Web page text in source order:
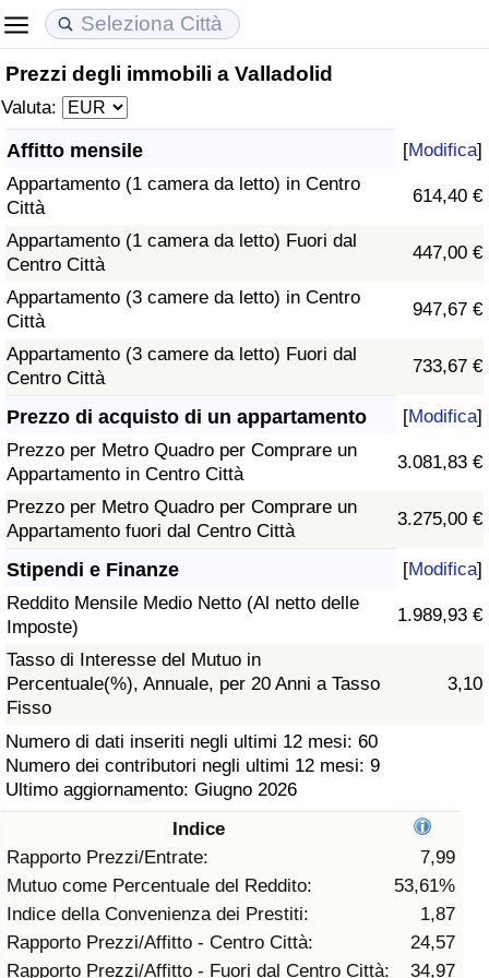
Prezzi degli immobili a Valladolid
Valuta:
Affitto mensile [Modifica]
Appartamento (1 camera da letto) in Centro
Città
614,40 €
Appartamento (1 camera da letto) Fuori dal
Centro Città
447,00 €
Appartamento (3 camere da letto) in Centro
Città
947,67 €
Appartamento (3 camere da letto) Fuori dal
Centro Città
733,67 €
Prezzo di acquisto di un appartamento [Modifica]
Prezzo per Metro Quadro per Comprare un
Appartamento in Centro Città
3.081,83 €
Prezzo per Metro Quadro per Comprare un
Appartamento fuori dal Centro Città
3.275,00 €
Stipendi e Finanze [Modifica]
Reddito Mensile Medio Netto (Al netto delle
Imposte)
1.989,93 €
Tasso di Interesse del Mutuo in
Percentuale(%), Annuale, per 20 Anni a Tasso
Fisso
3,10
Numero di dati inseriti negli ultimi 12 mesi: 60
Numero dei contributori negli ultimi 12 mesi: 9
Ultimo aggiornamento: Giugno 2026
Indice
Rapporto Prezzi/Entrate:
7,99
Mutuo come Percentuale del Reddito:
53,61%
Indice della Convenienza dei Prestiti:
1,87
Rapporto Prezzi/Affitto - Centro Città:
24,57
Rapporto Prezzi/Affitto - Fuori dal Centro Città:
34,97
Costo della vita
Indice Del Costo Della Vita (corrente)
Indice Del Costo Della Vita
Indice del Costo della Vita per Nazione
ad Aqaba
Prezzi degli immobili
Indice del Prezzo delle Case (Corrente)
Indice del Prezzo delle Case
Indice del Prezzo delle Case per Nazione
Qualità della Vita
Indice della Qualità della Vita
Indice della Qualità della Vita (Corrente)
Indice della qualità della vita per Paese
Criminalità
Indice del Tasso di Criminalità (Corrente)
Indice della Criminalità
Indice di criminalità per paese
Assistenza Sanitaria
Indice dell’Assistenza Sanitaria (Corrente)
Indice dell’Assistenza Sanitaria
Indice dell’Assistenza Sanitaria per
Nazione
Inquinamento
Indice dell’Inquinamento (Corrente)
Indice di inquinamento
Indice dell’Inquinamento per Nazione